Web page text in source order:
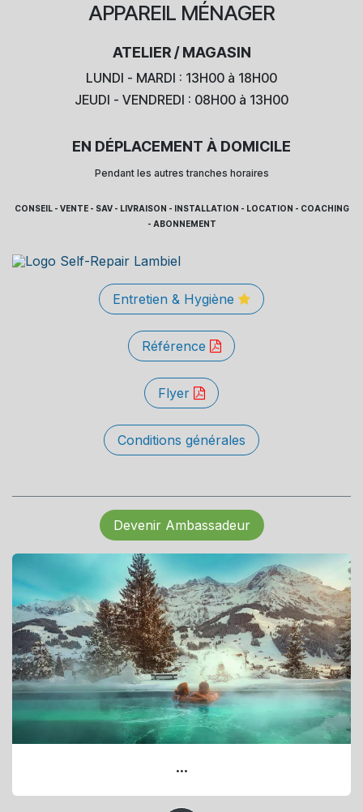
APPAREIL MÉNAGER
ATELIER / MAGASIN
LUNDI - MARDI : 13H00 à 18H00
JEUDI - VENDREDI : 08H00 à 13H00
EN DÉPLACEMENT À DOMICILE
Pendant les autres tranches horaires
CONSEIL - VENTE - SAV - LIVRAISON - INSTALLATION - LOCATION - COACHING
- ABONNEMENT
Entretien & Hygiène
Référence
Flyer
Conditions générales
Devenir Ambassadeur
...